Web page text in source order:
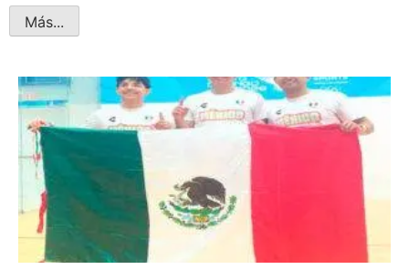
Más...